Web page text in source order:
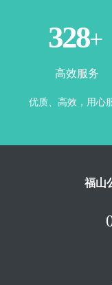
365+
高效服务
优质、高效，用心
福山